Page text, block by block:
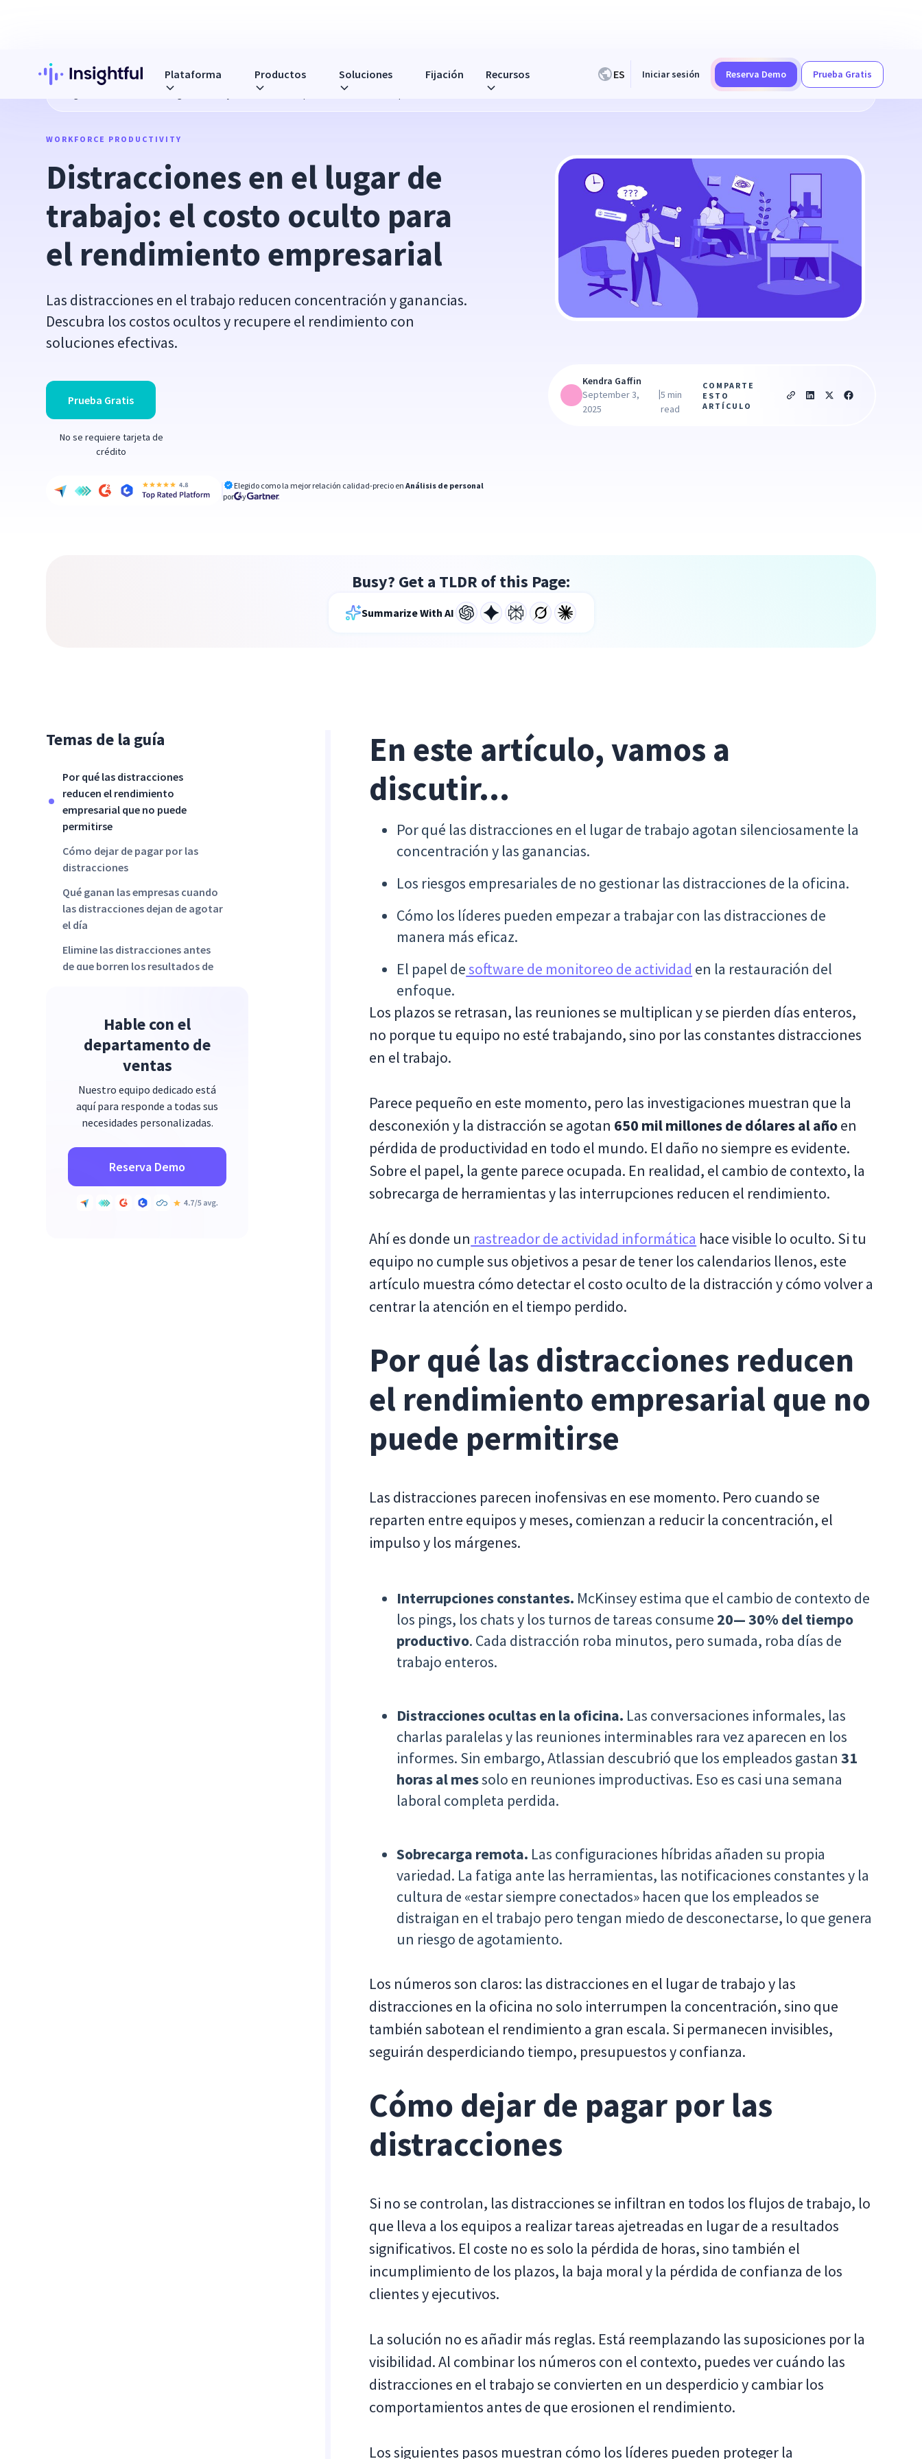
Plataforma Productos Soluciones Fijación Recursos ES Iniciar sesión Reserva Demo
Prueba Gratis
Distracciones en el lugar de trabajo: el costo oculto para el rendimiento empresarial
WORKFORCE PRODUCTIVITY
Distracciones en el lugar de
trabajo: el costo oculto para
el rendimiento empresarial
Las distracciones en el trabajo reducen concentración y ganancias.
Descubra los costos ocultos y recupere el rendimiento con
soluciones efectivas.
Prueba Gratis
No se requiere tarjeta de
crédito
Elegido como la mejor relación calidad-precio enAnálisis de personal
por
y
Kendra Gaffin
September 3,
2025
|5 min
read
COMPARTE
ESTO
ARTÍCULO
Busy? Get a TLDR of this Page:
Summarize With AI
Temas de la guía
Por qué las distracciones
reducen el rendimiento
empresarial que no puede
permitirse
Cómo dejar de pagar por las
distracciones
Qué ganan las empresas cuando
las distracciones dejan de agotar
el día
Elimine las distracciones antes
de que borren los resultados de
Hable con el
departamento de
ventas
Nuestro equipo dedicado está
aquí para responde a todas sus
necesidades personalizadas.
Reserva Demo
En este artículo, vamos a
discutir...
Por qué las distracciones en el lugar de trabajo agotan silenciosamente la
concentración y las ganancias.
Los riesgos empresariales de no gestionar las distracciones de la oficina.
Cómo los líderes pueden empezar a trabajar con las distracciones de
manera más eficaz.
El papel desoftware de monitoreo de actividad en la restauración del
enfoque.
Los plazos se retrasan, las reuniones se multiplican y se pierden días enteros,
no porque tu equipo no esté trabajando, sino por las constantes distracciones
en el trabajo.
Parece pequeño en este momento, pero las investigaciones muestran que la
desconexión y la distracción se agotan 650 mil millones de dólares al añoen
pérdida de productividad en todo el mundo. El daño no siempre es evidente.
Sobre el papel, la gente parece ocupada. En realidad, el cambio de contexto, la
sobrecarga de herramientas y las interrupciones reducen el rendimiento.
Ahí es donde un rastreador de actividad informática hace visible lo oculto. Si tu
equipo no cumple sus objetivos a pesar de tener los calendarios llenos, este
artículo muestra cómo detectar el costo oculto de la distracción y cómo volver a
centrar la atención en el tiempo perdido.
Por qué las distracciones reducen
el rendimiento empresarial que no
puede permitirse
Las distracciones parecen inofensivas en ese momento. Pero cuando se
reparten entre equipos y meses, comienzan a reducir la concentración, el
impulso y los márgenes.
Interrupciones constantes. McKinsey estima que el cambio de contexto de
los pings, los chats y los turnos de tareas consume 20— 30% del tiempo
productivo. Cada distracción roba minutos, pero sumada, roba días de
trabajo enteros.
Distracciones ocultas en la oficina. Las conversaciones informales, las
charlas paralelas y las reuniones interminables rara vez aparecen en los
informes. Sin embargo, Atlassian descubrió que los empleados gastan31
horas al messolo en reuniones improductivas. Eso es casi una semana
laboral completa perdida.
Sobrecarga remota. Las configuraciones híbridas añaden su propia
variedad. La fatiga ante las herramientas, las notificaciones constantes y la
cultura de «estar siempre conectados» hacen que los empleados se
distraigan en el trabajo pero tengan miedo de desconectarse, lo que genera
un riesgo de agotamiento.
Los números son claros: las distracciones en el lugar de trabajo y las
distracciones en la oficina no solo interrumpen la concentración, sino que
también sabotean el rendimiento a gran escala. Si permanecen invisibles,
seguirán desperdiciando tiempo, presupuestos y confianza.
Cómo dejar de pagar por las
distracciones
Si no se controlan, las distracciones se infiltran en todos los flujos de trabajo, lo
que lleva a los equipos a realizar tareas ajetreadas en lugar de a resultados
significativos. El coste no es solo la pérdida de horas, sino también el
incumplimiento de los plazos, la baja moral y la pérdida de confianza de los
clientes y ejecutivos.
La solución no es añadir más reglas. Está reemplazando las suposiciones por la
visibilidad. Al combinar los números con el contexto, puedes ver cuándo las
distracciones en el trabajo se convierten en un desperdicio y cambiar los
comportamientos antes de que erosionen el rendimiento.
Los siguientes pasos muestran cómo los líderes pueden proteger la